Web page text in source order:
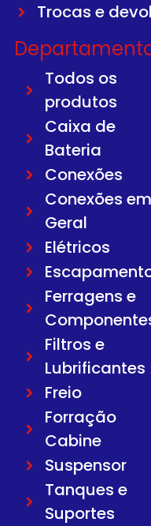
Trocas e
Todos os
produtos
Caixa de
Bateria
Conexões
Conexões em
Geral
Elétricos
Ferragens e
Filtros e
Lubrificantes
Freio
Forração
Cabine
Suspensor
Tanques e
Suportes